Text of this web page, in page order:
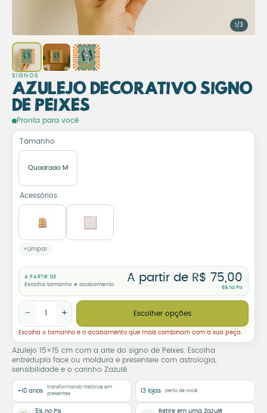
1/3
SIGNOS
Azulejo Decorativo Signo
de Peixes
Azulejo Decorativo Signo
Pronta para você
Azulejo 15×15 cm com a arte do signo de Peixes. Escolha
entredupla face ou moldura e presenteie com astrologia,
sensibilidade e o carinho Zazulê.
Tamanho
Quadrado M
Acessórios
Limpar
A PARTIR DE
Escolha tamanho e acabamento
A partir de R$ 75,00
5% no Pix
Azulejo Decorativo Signo de Peixes quantidade
− + Escolher opções
Escolha o tamanho e o acabamento que mais combinam com a sua peça.
+10 anos
transformando histórias em
presentes
13 lojas perto de você
5% no Pix Retire em uma Zazulê